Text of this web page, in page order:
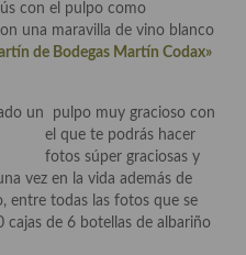
espesantes y aditivos
celebres, cocineros, críticos,
con el pulpo como
una maravilla de vino blanco
de Bodegas Martín Codax»
un pulpo muy gracioso con
el que te podrás hacer
fotos súper graciosas y
vez en la vida además de
entre todas las fotos que se
cajas de 6 botellas de albariño